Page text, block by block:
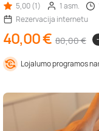
5,00 (1)
1 asm.
Rezervacija internetu
40,00 € 80,00 €
Lojalumo programos